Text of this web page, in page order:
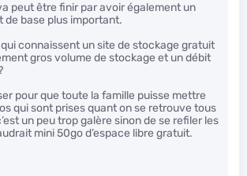
peut être finir par avoir également un
de base plus important.
qui connaissent un site de stockage gratuit
gros volume de stockage et un débit
pour que toute la famille puisse mettre
qui sont prises quant on se retrouve tous
un peu trop galère sinon de se refiler les
mini 50go d’espace libre gratuit.